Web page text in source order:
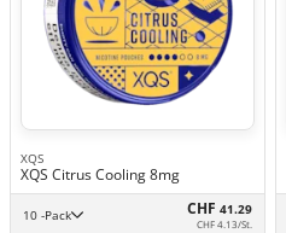
XQS
XQS Citrus Cooling 8mg
10 -Pack CHF 41.29
CHF 4.13/St.